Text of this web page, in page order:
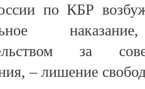
по КБР
за
– лишение